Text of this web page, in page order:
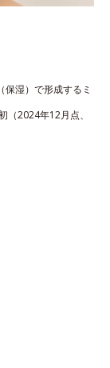
湿）で形成するミ
（2024年12月点、